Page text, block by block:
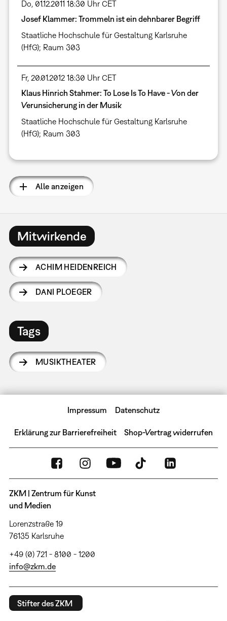
Do, 01.12.2011 18:30 Uhr CET
Josef Klammer: Trommeln ist ein dehnbarer Begriff
Staatliche Hochschule für Gestaltung Karlsruhe
(HfG); Raum 303
Fr, 20.01.2012 18:30 Uhr CET
Klaus Hinrich Stahmer: To Lose Is To Have - Von der
Verunsicherung in der Musik
Staatliche Hochschule für Gestaltung Karlsruhe
(HfG); Raum 303
Alle anzeigen
Mitwirkende
ACHIM HEIDENREICH
DANI PLOEGER
Tags
MUSIKTHEATER
Impressum Datenschutz
Erklärung zur Barrierefreiheit Shop-Vertrag widerrufen
ZKM | Zentrum für Kunst
und Medien
Lorenzstraße 19
76135 Karlsruhe
+49 (0) 721 - 8100 - 1200
info@zkm.de
Stifter des ZKM